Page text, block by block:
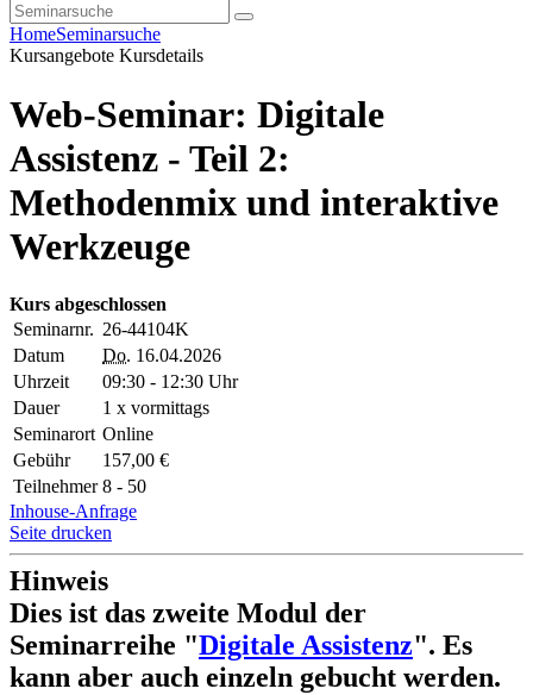
HomeSeminarsuche
Kursangebote Kursdetails
Web-Seminar: Digitale
Assistenz - Teil 2:
Methodenmix und interaktive
Werkzeuge
Kurs abgeschlossen
Seminarnr. 26-44104K
Datum
Do. 16.04.2026
Uhrzeit
09:30 - 12:30 Uhr
Dauer
1 x vormittags
Seminarort Online
Gebühr
157,00 €
Teilnehmer 8 - 50
Inhouse-Anfrage
Seite drucken
Hinweis
Dies ist das zweite Modul der
Seminarreihe "Digitale Assistenz". Es
kann aber auch einzeln gebucht werden.